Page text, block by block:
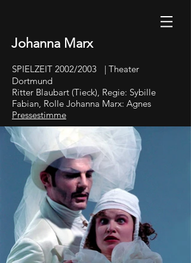
Johanna Marx
SPIELZEIT 2002/2003 | Theater
Dortmund
Ritter Blaubart (Tieck), Regie: Sybille
Fabian, Rolle Johanna Marx: Agnes
Pressestimme